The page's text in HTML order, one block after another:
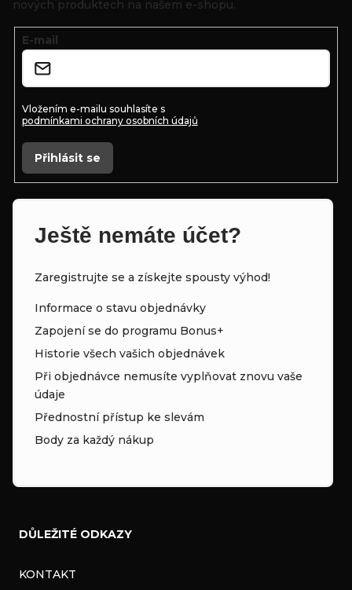
nových produktech na našem e-shopu.
E-mail
Vložením e-mailu souhlasíte s
podmínkami ochrany osobních údajů
Přihlásit se
Ještě nemáte účet?
Zaregistrujte se a získejte spousty výhod!
Informace o stavu objednávky
Zapojení se do programu Bonus+
Historie všech vašich objednávek
Při objednávce nemusíte vyplňovat znovu vaše
údaje
Přednostní přístup ke slevám
Body za každý nákup
DŮLEŽITÉ ODKAZY
KONTAKT